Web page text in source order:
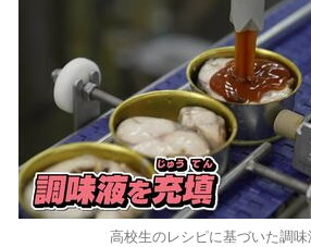
高校生のレシピに基づいた調